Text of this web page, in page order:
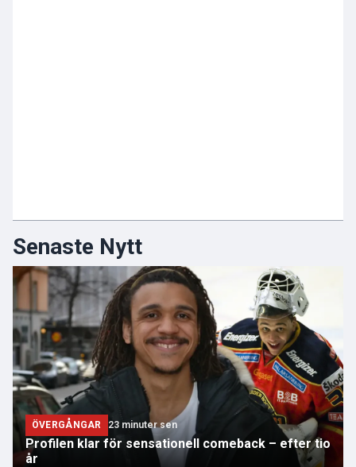
Senaste Nytt
ÖVERGÅNGAR 23 minuter sen
Profilen klar för sensationell comeback – efter tio
år